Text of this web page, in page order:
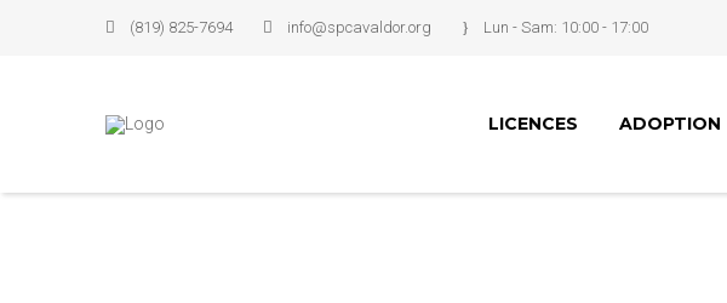
(819) 825-7694 info@spcavaldor.org Lun - Sam: 10:00 - 17:00
LICENCES ADOPTION